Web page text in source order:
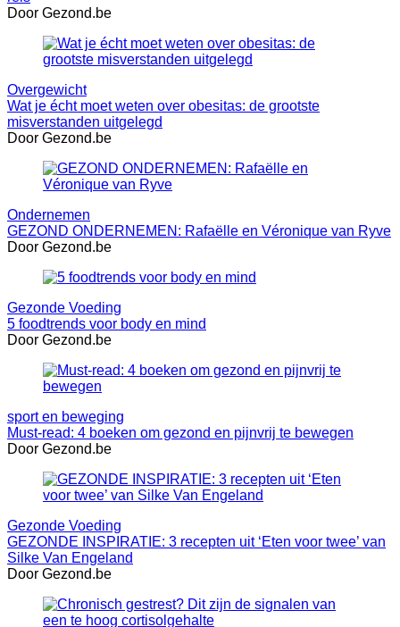
Door Gezond.be
Overgewicht
Wat je écht moet weten over obesitas: de grootste
misverstanden uitgelegd
Door Gezond.be
Ondernemen
GEZOND ONDERNEMEN: Rafaëlle en Véronique van Ryve
Door Gezond.be
Gezonde Voeding
5 foodtrends voor body en mind
Door Gezond.be
sport en beweging
Must-read: 4 boeken om gezond en pijnvrij te bewegen
Door Gezond.be
Gezonde Voeding
GEZONDE INSPIRATIE: 3 recepten uit ‘Eten voor twee’ van
Silke Van Engeland
Door Gezond.be